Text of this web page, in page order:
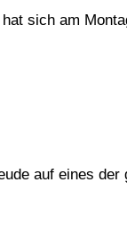
sich am
auf eines